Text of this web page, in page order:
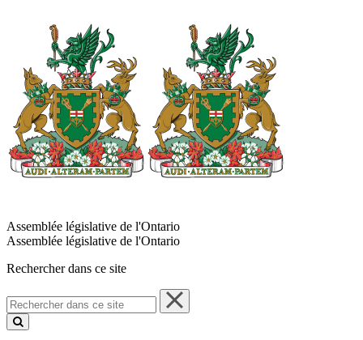
Assemblée législative de l'Ontario
Assemblée législative de l'Ontario
Rechercher dans ce site
Rechercher
dans
ce